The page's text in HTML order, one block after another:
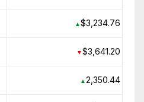
▲$3,234.76
▼$3,641.20
▲2,350.44